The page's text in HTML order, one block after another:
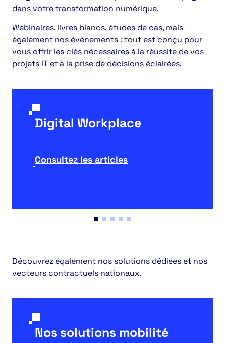
dans votre transformation numérique.
Webinaires, livres blancs, études de cas, mais
également nos évènements : tout est conçu pour
vous offrir les clés nécessaires à la réussite de vos
projets IT et à la prise de décisions éclairées.
Digital Workplace
Consultez les articles
Découvrez également nos solutions dédiées et nos
vecteurs contractuels nationaux.
Nos solutions mobilité